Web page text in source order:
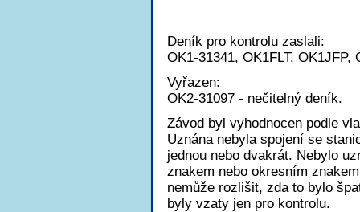
Deník pro kontrolu zaslali:
OK1-31341, OK1FLT, OK1JFP,
Vyřazen:
OK2-31097 - nečitelný deník.
Závod byl vyhodnocen podle
Uznána nebyla spojení se
jednou nebo dvakrát. Nebylo
znakem nebo okresním
nemůže rozlišit, zda to bylo
byly vzaty jen pro kontrolu.